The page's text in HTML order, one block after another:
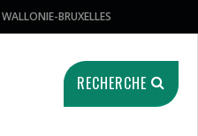
BRUXELLES
RECHERCHE